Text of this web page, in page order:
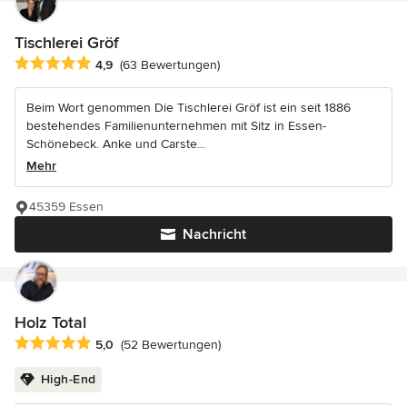
Tischlerei Gröf
Durchschnittliche Bewertung: 4.9 von 5 Sternen
4,9 (63 Bewertungen)
Beim Wort genommen Die Tischlerei Gröf ist ein seit 1886
bestehendes Familienunternehmen mit Sitz in Essen-
Schönebeck. Anke und Carste...
Mehr
Nachricht
45359 Essen
Holz Total
Durchschnittliche Bewertung: 5 von 5 Sternen
5,0 (52 Bewertungen)
High-End